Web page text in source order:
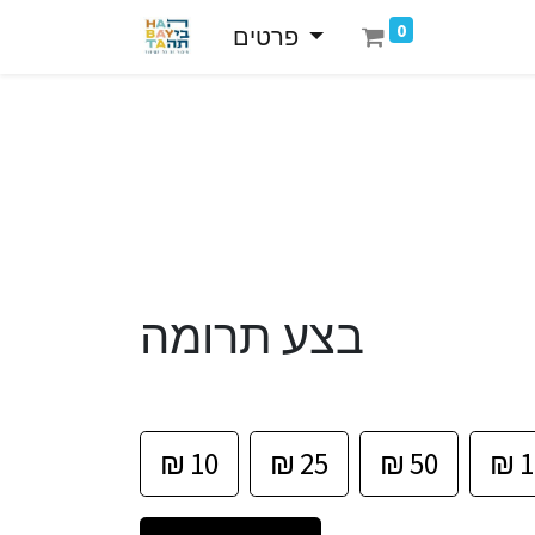
פרטים 0
בצע תרומה
₪ 10 ₪ 25 ₪50 ₪